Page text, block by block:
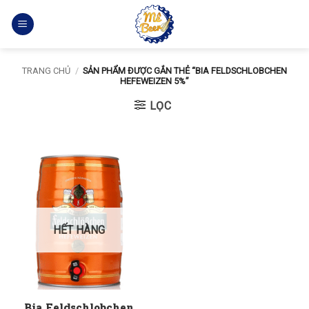
qua
TRANG CHỦ / SẢN PHẨM ĐƯỢC GẮN THẺ “BIA FELDSCHLOBCHEN
HEFEWEIZEN 5%”
LỌC
HẾT HÀNG